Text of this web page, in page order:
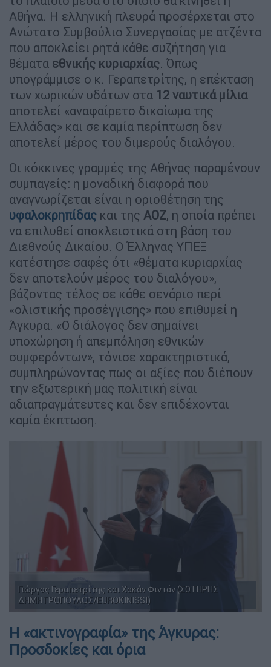
Αθήνα. Η ελληνική πλευρά προσέρχεται στο
Ανώτατο Συμβούλιο Συνεργασίας με ατζέντα
που αποκλείει ρητά κάθε συζήτηση για
θέματα εθνικής κυριαρχίας. Όπως
υπογράμμισε ο κ. Γεραπετρίτης, η επέκταση
των χωρικών υδάτων στα 12 ναυτικά μίλια
αποτελεί «αναφαίρετο δικαίωμα της
Ελλάδας» και σε καμία περίπτωση δεν
αποτελεί μέρος του διμερούς διαλόγου.
Οι κόκκινες γραμμές της Αθήνας παραμένουν
συμπαγείς: η μοναδική διαφορά που
αναγνωρίζεται είναι η οριοθέτηση της
υφαλοκρηπίδας και της ΑΟΖ, η οποία πρέπει
να επιλυθεί αποκλειστικά στη βάση του
Διεθνούς Δικαίου. Ο Έλληνας ΥΠΕΞ
κατέστησε σαφές ότι «θέματα κυριαρχίας
δεν αποτελούν μέρος του διαλόγου»,
βάζοντας τέλος σε κάθε σενάριο περί
«ολιστικής προσέγγισης» που επιθυμεί η
Άγκυρα. «Ο διάλογος δεν σημαίνει
υποχώρηση ή απεμπόληση εθνικών
συμφερόντων», τόνισε χαρακτηριστικά,
συμπληρώνοντας πως οι αξίες που διέπουν
την εξωτερική μας πολιτική είναι
αδιαπραγμάτευτες και δεν επιδέχονται
καμία έκπτωση.
Γιώργος Γεραπετρίτης και Χακάν Φιντάν (ΣΩΤΗΡΗΣ
ΔΗΜΗΤΡΟΠΟΥΛΟΣ/EUROKINISSI)
Η «ακτινογραφία» της Άγκυρας:
Προσδοκίες και όρια